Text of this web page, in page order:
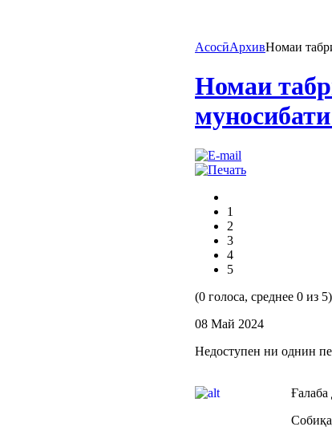
АсосӣАрхивНомаи
Номаи
1
2
3
4
5
(0 голоса, среднее 0 из 5)
08 Май 2024
Недоступен ни однин